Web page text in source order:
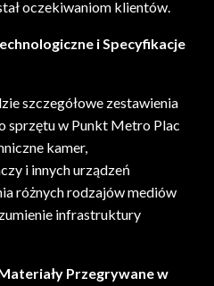
oczekiwaniom klientów.
i Specyfikacje
szczegółowe zestawienia
sprzętu w Punkt Metro Plac
kamer,
i innych urządzeń
różnych rodzajów mediów
infrastruktury
Przegrywane w